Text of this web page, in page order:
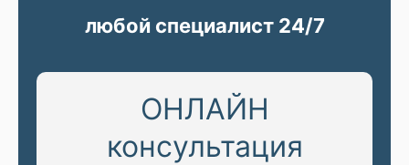
ОНЛАЙН
консультация
любой специалист 24/7